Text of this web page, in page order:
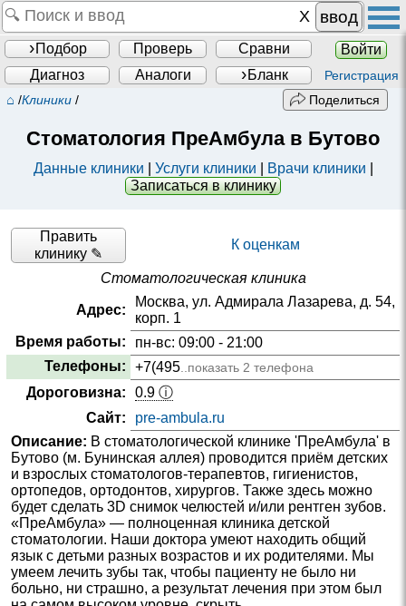
ввод
Подбор Проверь Сравни
Войти
Диагноз
Аналоги Бланк Регистрация
⌂ /Клиники / Поделиться
Стоматология ПреАмбула в Бутово
Данные клиники Услуги клиники Врачи клиники
Записаться в клинику
Править
клинику ✎
К оценкам
Стоматологическая клиника
Адрес:
Москва, ул. Адмирала Лазарева, д. 54,
корп. 1
Время работы:
пн-вс: 09:00 - 21:00
Телефоны:
+7(495..показать 2 телефона
Дороговизна:
0.9 ⓘ
Сайт:
pre-ambula.ru
Описание: В стоматологической клинике 'ПреАмбула' в
Бутово (м. Бунинская аллея) проводится приём детских
и взрослых стоматологов-терапевтов, гигиенистов,
ортопедов, ортодонтов, хирургов. Также здесь можно
будет сделать 3D снимок челюстей и/или рентген зубов.
«ПреАмбула» — полноценная клиника детской
стоматологии. Наши доктора умеют находить общий
язык с детьми разных возрастов и их родителями. Мы
умеем лечить зубы так, чтобы пациенту не было ни
больно, ни страшно, а результат лечения при этом был